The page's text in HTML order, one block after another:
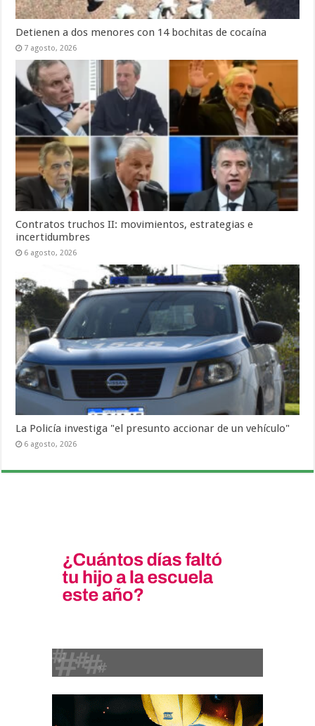
Detienen a dos menores con 14 bochitas de cocaína
7 agosto, 2026
Contratos truchos II: movimientos, estrategias e
incertidumbres
6 agosto, 2026
La Policía investiga "el presunto accionar de un vehículo"
6 agosto, 2026